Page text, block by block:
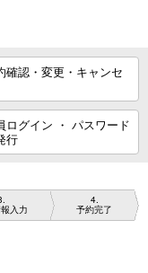
確認・変更・キャンセ
ログイン ・ パスワード
行
入力
4
予約完了